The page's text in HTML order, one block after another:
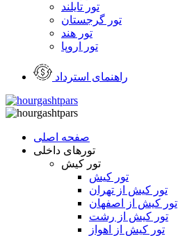
تور تایلند
تور گرجستان
تور هند
تور اروپا
راهنمای استرداد
صفحه اصلی
تورهای داخلی
تور کیش
تور کیش
تور کیش از تهران
تور کیش از اصفهان
تور کیش از رشت
تور کیش از اهواز